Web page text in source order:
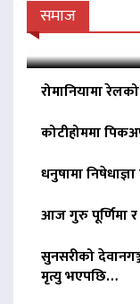
समाज
रोमानियामा
कोटीहोममा
धनुषामा
आज गुरु पूर्णिमा र
सुनसरीको
मृत्यु भएपछि…